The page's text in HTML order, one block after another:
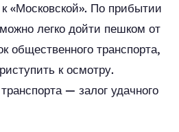
«Московской». По прибытии
легко дойти пешком от
общественного транспорта,
к осмотру.
— залог удачного